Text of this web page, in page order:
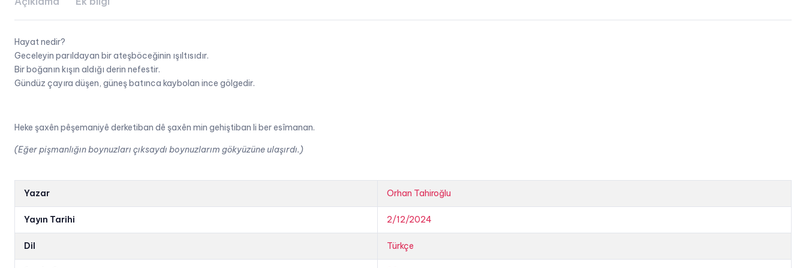
Hayat nedir?
Geceleyin parıldayan bir ateşböceğinin ışıltısıdır.
Bir boğanın kışın aldığı derin nefestir.
Gündüz çayıra düşen, güneş batınca kaybolan ince gölgedir.
Heke şaxên pêşemaniyê derketiban dê şaxên min gehiştiban li ber esîmanan.
(Eğer pişmanlığın boynuzları çıksaydı boynuzlarım gökyüzüne ulaşırdı.)
Yazar Orhan Tahiroğlu
Yayın Tarihi 2/12/2024
Dil Türkçe